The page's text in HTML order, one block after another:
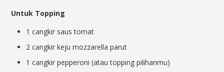
Untuk Topping
1 cangkir saus tomat
2 cangkir keju mozzarella parut
1 cangkir pepperoni (atau topping pilihanmu)